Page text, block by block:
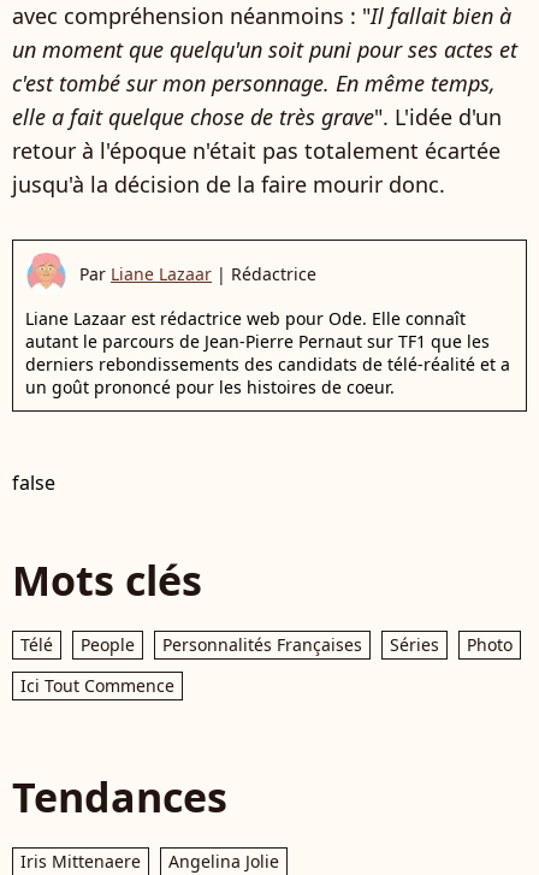
avec compréhension néanmoins : "Il fallait bien à
un moment que quelqu'un soit puni pour ses actes et
c'est tombé sur mon personnage. En même temps,
elle a fait quelque chose de très grave". L'idée d'un
retour à l'époque n'était pas totalement écartée
jusqu'à la décision de la faire mourir donc.
Par Liane Lazaar | Rédactrice
Liane Lazaar est rédactrice web pour Ode. Elle connaît
autant le parcours de Jean-Pierre Pernaut sur TF1 que les
derniers rebondissements des candidats de télé-réalité et a
un goût prononcé pour les histoires de coeur.
false
Mots clés
Télé People Personnalités Françaises Séries
Photo
Ici Tout Commence
Tendances
Iris Mittenaere
Angelina Jolie